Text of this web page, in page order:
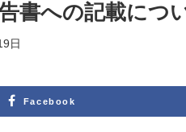
書への記載につ
日
Facebook